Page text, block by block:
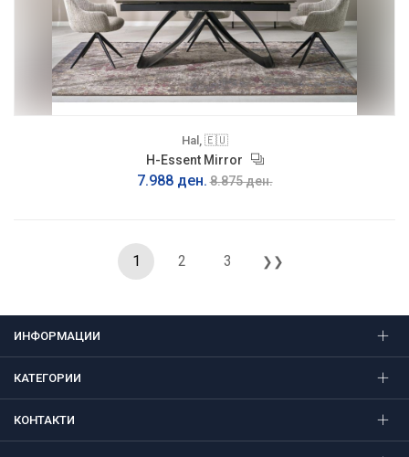
Hal, 🇪🇺
H-Essent Mirror
7.988 ден. 8.875 ден.
1 2 3 ❯❯
ИНФОРМАЦИИ
КАТЕГОРИИ
КОНТАКТИ